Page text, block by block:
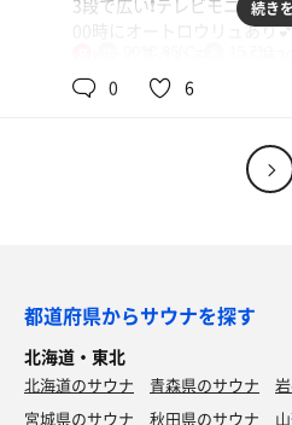
美味しかった💕お味噌汁
かな？奥にシャワーがある
ロッキングチェアぽい大き
ました～😰ただ、ガラスぽ
中から外ははっきり見えて
る人が我々サウナーの方を
ちょっと気まずい(笑)露天の
3段で広い❗️テレビモニター
00時にオートロウリュあり
グースもあり、たっぷりの
ースで結構熱い❗️おかわり
の時間は11人のサウナーさ
そして❗️露天にはバレルサ
入ってロウリュ2杯すると狭
耐えられず外へ…🏃
ロウリュ耐えられなかった
次のセットから追加のロウ
続き
0 6
都道府県からサウナを探す
北海道・東北
北海道のサウナ 青森県のサウナ
宮城県のサウナ
秋田県のサウナ